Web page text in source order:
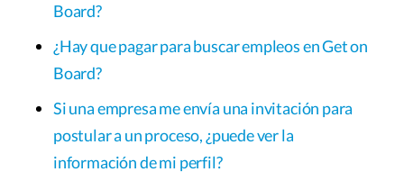
Board?
¿Hay que pagar para buscar empleos en Get on
Board?
Si una empresa me envía una invitación para
postular a un proceso, ¿puede ver la
información de mi perfil?